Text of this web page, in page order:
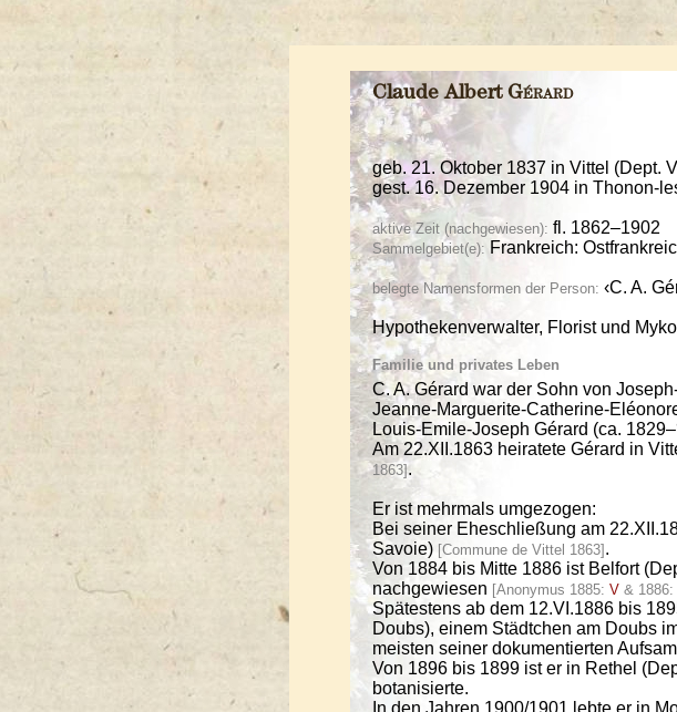
Claude Albert Gérard
geb. 21. Oktober 1837 in Vittel (Dept.
gest. 16. Dezember 1904 in Thonon-
aktive Zeit (nachgewiesen): fl. 1862–1902
Sammelgebiet(e): Frankreich:
belegte Namensformen der Person: ‹C. A.
Hypothekenverwalter, Florist und
Familie und privates Leben
C. A. Gérard war der Sohn von
Jeanne-Marguerite-Catherine-
Louis-Emile-Joseph Gérard (ca.
Am 22.XII.1863 heiratete Gérard in
1863].
Er ist mehrmals umgezogen:
Bei seiner Eheschließung am
Savoie) [Commune de Vittel 1863] .
Von 1884 bis Mitte 1886 ist Belfort
nachgewiesen [Anonymus 1885: V & 1886:
Spätestens ab dem 12.VI.1886 bis
Doubs), einem Städtchen am Doubs
meisten seiner dokumentierten
Von 1896 bis 1899 ist er in Rethel
botanisierte.